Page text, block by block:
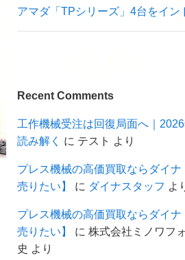
アマダ「TPシリーズ」4台をイン
Recent Comments
工作機械受注は回復局面へ｜
読み解く
に テスト より
プレス機械の高価買取ならダイ
売りたい】
に ダイナスタッフ よ
プレス機械の高価買取ならダイ
売りたい】
に 株式会社ミノワフ
史 より